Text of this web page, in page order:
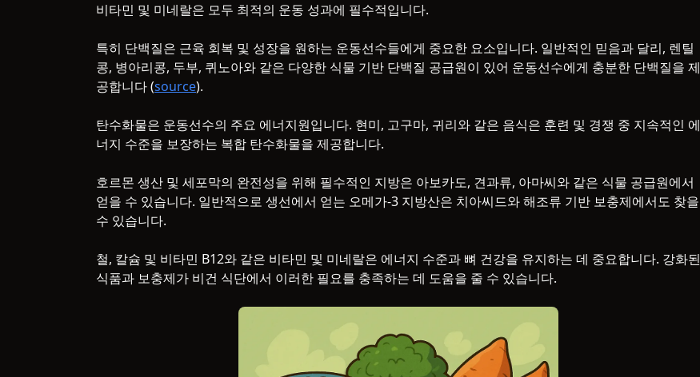
비타민 및 미네랄은 모두 최적의 운동 성과에 필수적입니다.
특히 단백질은 근육 회복 및 성장을 원하는 운동선수들에게 중요한 요소입니다. 일반적인 믿음과 달리, 렌틸
콩, 병아리콩, 두부, 퀴노아와 같은 다양한 식물 기반 단백질 공급원이 있어 운동선수에게 충분한 단백질을 제
공합니다 (source).
탄수화물은 운동선수의 주요 에너지원입니다. 현미, 고구마, 귀리와 같은 음식은 훈련 및 경쟁 중 지속적인 에
너지 수준을 보장하는 복합 탄수화물을 제공합니다.
호르몬 생산 및 세포막의 완전성을 위해 필수적인 지방은 아보카도, 견과류, 아마씨와 같은 식물 공급원에서
얻을 수 있습니다. 일반적으로 생선에서 얻는 오메가-3 지방산은 치아씨드와 해조류 기반 보충제에서도 찾을
수 있습니다.
철, 칼슘 및 비타민 B12와 같은 비타민 및 미네랄은 에너지 수준과 뼈 건강을 유지하는 데 중요합니다. 강화된
식품과 보충제가 비건 식단에서 이러한 필요를 충족하는 데 도움을 줄 수 있습니다.